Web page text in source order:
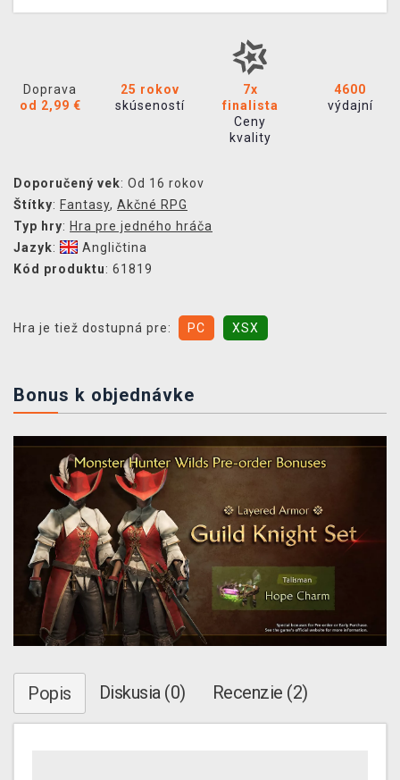
Doprava
od 2,99 €
25 rokov
skúseností
7x
finalista
Ceny
kvality
4600
výdajní
Doporučený vek: Od 16 rokov
Štítky: Fantasy, Akčné RPG
Typ hry: Hra pre jedného hráča
Jazyk:
Angličtina
Kód produktu: 61819
Hra je tiež dostupná pre: PC XSX
Bonus k objednávke
Popis Diskusia (0) Recenzie (2)